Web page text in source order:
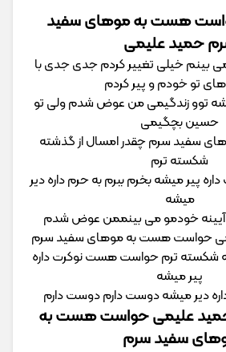
هست به موهای سفید
حمید علیمی
ﺑﻴﻨﻢ ﺧﻴﻠﻰ ﺗﻐﻴﻴﺮ ﻛﺮدم ﺟﺪی ﺟﺪی ﺑﺎ
ﺗﻮ ﺧﻮدم و ﭘﻴﺮ ﻛﺮدم
ﺗﻮو زﻧﺪﮔﻴﻤﻰ ﻣﻦ ﻋﻮض ﺷﺪم وﻟﻰ ﺗﻮ
ﺣﺴﻴﻦ ﺑﭽﮕﻴﻤﻰ
ﺳﻔﻴﺪ ﺳﺮم ﭼﻘﺪر اﻣﺴﺎل از ﮔﺬﺷﺘﻪ
ﺷﻜﺴﺘﻪ ﺗﺮم
ﭘﻴﺮ ﻣﻴﺸﻪ ﺑﺨﺮم ﺑﺒﺮم ﺑﻪ ﺣﺮم داره دﻳﺮ
ﻣﻴﺸﻪ
ﺧﻮدﻣﻮ ﻣﻰ ﺑﻴﻨﻤﻤﻦ ﻋﻮض ﺷﺪم
ﺣﻮاﺳﺖ ﻫﺴﺖ ﺑﻪ ﻣﻮﻫﺎی ﺳﻔﻴﺪ ﺳﺮم
ﺷﻜﺴﺘﻪ ﺗﺮم ﺣﻮاﺳﺖ ﻫﺴﺖ ﻧﻮﻛﺮت داره
ﭘﻴﺮ ﻣﻴﺸﻪ
دﻳﺮ ﻣﻴﺸﻪ دوﺳﺖ دارم دوﺳﺖ دارم
حمید علیمی حواست هست به
سفید سرم